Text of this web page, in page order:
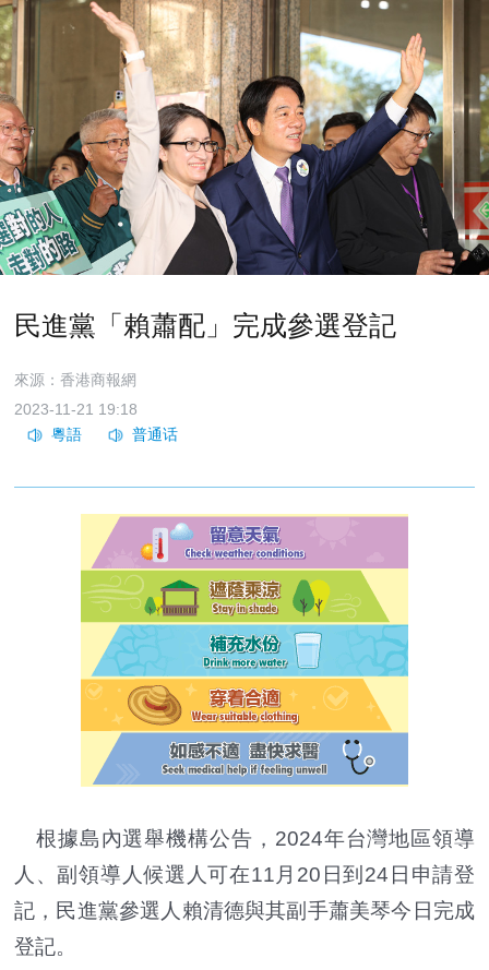
民進黨「賴蕭配」完成參選登記
來源：香港商報網
2023-11-21 19:18
根據島內選舉機構公告，2024年台灣地區領導
人、副領導人候選人可在11月20日到24日申請登
記，民進黨參選人賴清德與其副手蕭美琴今日完成
登記。